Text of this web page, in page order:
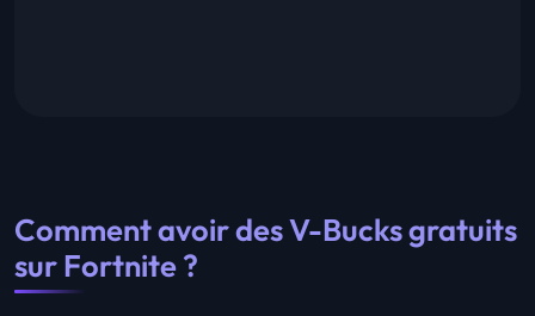
Comment avoir des V-Bucks gratuits
sur Fortnite ?